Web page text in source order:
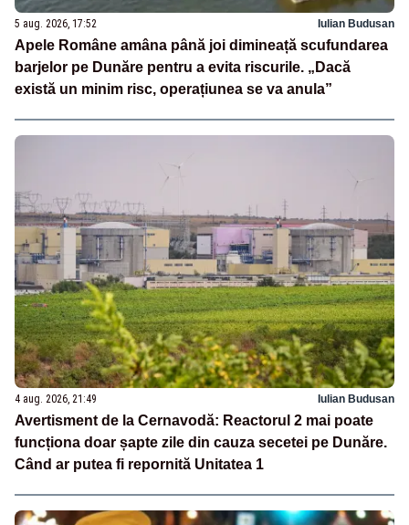
5 aug. 2026, 17:52 Iulian Budusan
Apele Române amâna până joi dimineață scufundarea
barjelor pe Dunăre pentru a evita riscurile. „Dacă
există un minim risc, operațiunea se va anula”
4 aug. 2026, 21:49 Iulian Budusan
Avertisment de la Cernavodă: Reactorul 2 mai poate
funcționa doar șapte zile din cauza secetei pe Dunăre.
Când ar putea fi repornită Unitatea 1